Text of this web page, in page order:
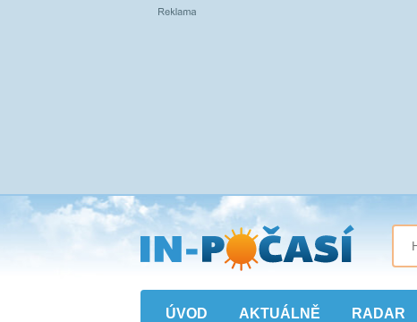
Přejít
na
hlavní
obsah
ÚVOD AKTUÁLNĚ RADAR